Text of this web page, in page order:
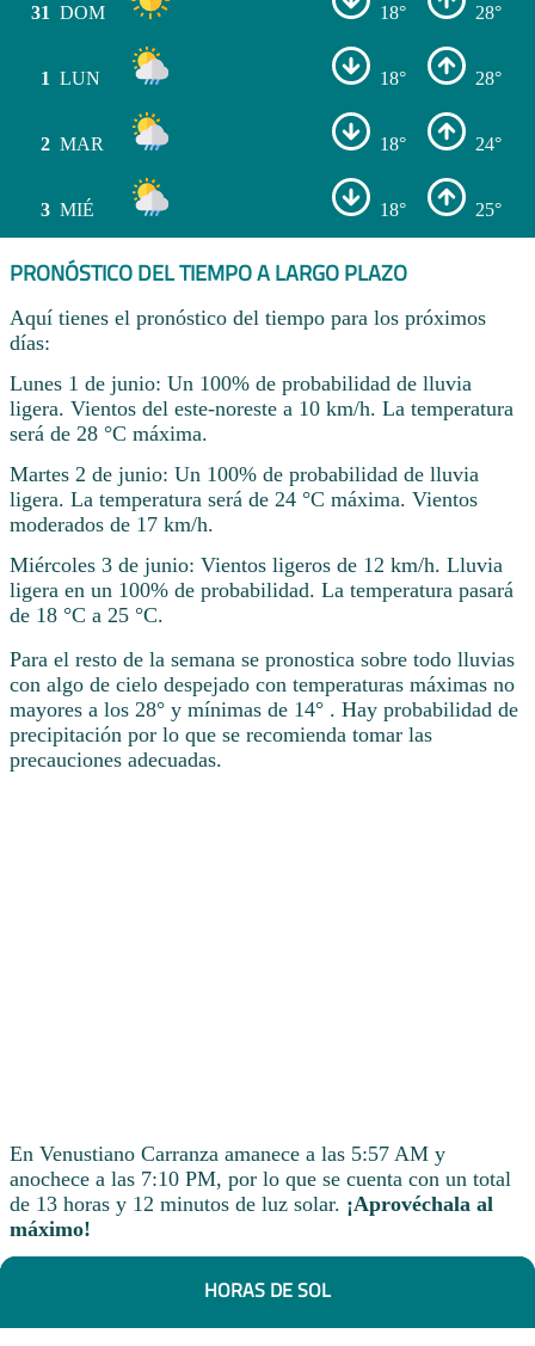
31 DOM 18° 28°
1 LUN 18° 28°
2 MAR 18° 24°
3 MIÉ 18° 25°
PRONÓSTICO DEL TIEMPO A LARGO PLAZO
Aquí tienes el pronóstico del tiempo para los próximos
días:
Lunes 1 de junio: Un 100% de probabilidad de lluvia
ligera. Vientos del este-noreste a 10 km/h. La temperatura
será de 28 °C máxima.
Martes 2 de junio: Un 100% de probabilidad de lluvia
ligera. La temperatura será de 24 °C máxima. Vientos
moderados de 17 km/h.
Miércoles 3 de junio: Vientos ligeros de 12 km/h. Lluvia
ligera en un 100% de probabilidad. La temperatura pasará
de 18 °C a 25 °C.
Para el resto de la semana se pronostica sobre todo lluvias
con algo de cielo despejado con temperaturas máximas no
mayores a los 28° y mínimas de 14° . Hay probabilidad de
precipitación por lo que se recomienda tomar las
precauciones adecuadas.
En Venustiano Carranza amanece a las 5:57 AM y
anochece a las 7:10 PM, por lo que se cuenta con un total
de 13 horas y 12 minutos de luz solar. ¡Aprovéchala al
máximo!
HORAS DE SOL